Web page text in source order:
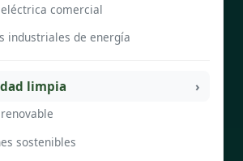
comercial
industriales de energía
limpia
sostenibles